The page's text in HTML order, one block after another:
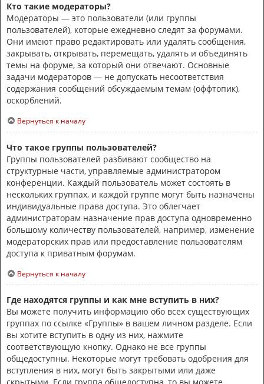
Кто такие модераторы?
Модераторы — это пользователи (или группы
пользователей), которые ежедневно следят за форумами.
Они имеют право редактировать или удалять сообщения,
закрывать, открывать, перемещать, удалять и объединять
темы на форуме, за который они отвечают. Основные
задачи модераторов — не допускать несоответствия
содержания сообщений обсуждаемым темам (оффтопик),
оскорблений.
Вернуться к началу
Что такое группы пользователей?
Группы пользователей разбивают сообщество на
структурные части, управляемые администратором
конференции. Каждый пользователь может состоять в
нескольких группах, и каждой группе могут быть назначены
индивидуальные права доступа. Это облегчает
администраторам назначение прав доступа одновременно
большому количеству пользователей, например, изменение
модераторских прав или предоставление пользователям
доступа к приватным форумам.
Вернуться к началу
Где находятся группы и как мне вступить в них?
Вы можете получить информацию обо всех существующих
группах по ссылке «Группы» в вашем личном разделе. Если
вы хотите вступить в одну из них, нажмите
соответствующую кнопку. Однако не все группы
общедоступны. Некоторые могут требовать одобрения для
вступления в них, могут быть закрытыми или даже